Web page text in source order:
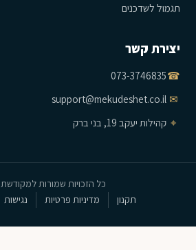
תגמול לשדכנים
יצירת קשר
☎
073-3746835
✉
support@mekudeshet.co.il
⌖ קהילות יעקב 19, בני ברק
כל הזכויות שמורות למקודשת 2026
תקנון
מדיניות פרטיות נגישות